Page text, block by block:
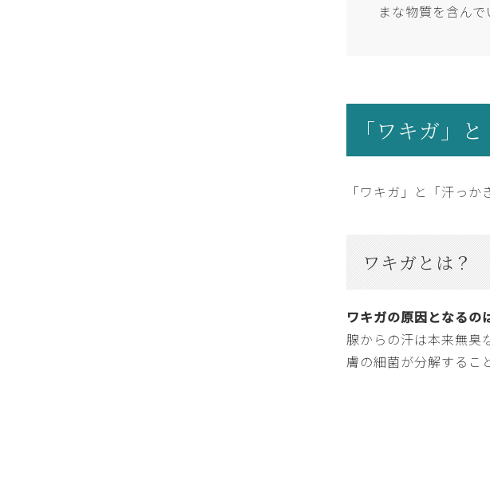
まな物質を含んで
「ワキガ」
「ワキガ」と「汗っ
ワキガとは？
ワキガの原因となるの
腺からの汗は本来無臭
膚の細菌が分解するこ